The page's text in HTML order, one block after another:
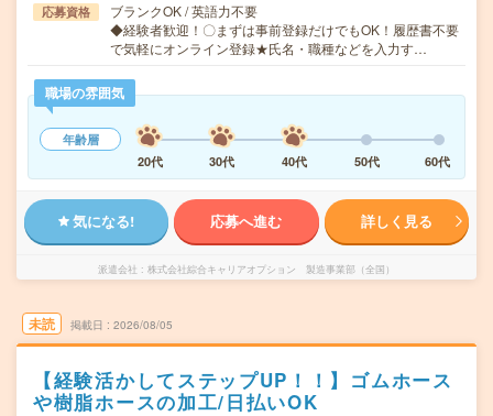
応募資格
ブランクOK / 英語力不要
◆経験者歓迎！〇まずは事前登録だけでもOK！履歴書不要
で気軽にオンライン登録★氏名・職種などを入力す…
職場の雰囲気
年齢層
20代
30代 40代 50代 60代
気になる! 応募へ進む 詳しく見る
派遣会社 株式会社綜合キャリアオプション 製造事業部（全国）
未読 掲載日 2026/08/05
【経験活かしてステップUP！！】ゴムホース
や樹脂ホースの加工/日払いOK